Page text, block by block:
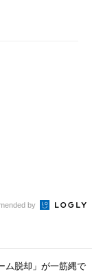
by
ム脱却」が一筋縄で